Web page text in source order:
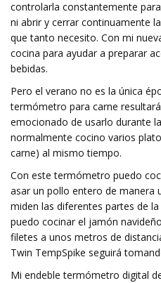
controlarla constantemente
ni abrir y cerrar continuamente
que tanto necesito. Con mi
cocina para ayudar a preparar
bebidas.
Pero el verano no es la única
termómetro para carne
emocionado de usarlo durante
normalmente cocino varios
carne) al mismo tiempo.
Con este termómetro puedo
asar un pollo entero de manera
miden las diferentes partes de
puedo cocinar el jamón
filetes a unos metros de
Twin TempSpike seguirá
Mi endeble termómetro digital